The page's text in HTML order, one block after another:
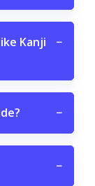
Kanji
−
−
−